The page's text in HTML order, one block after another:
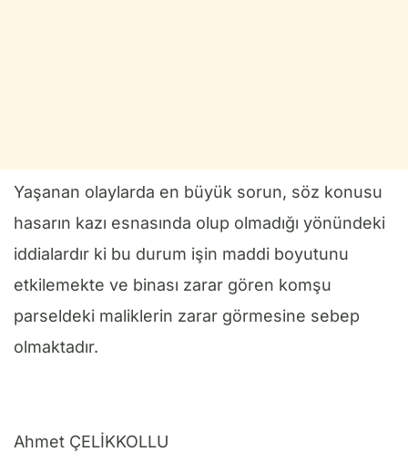
Yaşanan olaylarda en büyük sorun, söz konusu
hasarın kazı esnasında olup olmadığı yönündeki
iddialardır ki bu durum işin maddi boyutunu
etkilemekte ve binası zarar gören komşu
parseldeki maliklerin zarar görmesine sebep
olmaktadır.
Ahmet ÇELİKKOLLU